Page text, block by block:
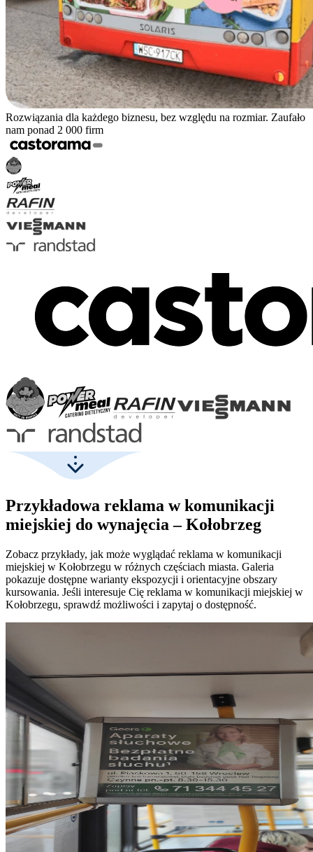
Rozwiązania dla każdego biznesu, bez względu na rozmiar. Zaufało
nam ponad 2 000 firm
Przykładowa reklama w komunikacji
miejskiej do wynajęcia – Kołobrzeg
Zobacz przykłady, jak może wyglądać reklama w komunikacji
miejskiej w Kołobrzegu w różnych częściach miasta. Galeria
pokazuje dostępne warianty ekspozycji i orientacyjne obszary
kursowania. Jeśli interesuje Cię reklama w komunikacji miejskiej w
Kołobrzegu, sprawdź możliwości i zapytaj o dostępność.